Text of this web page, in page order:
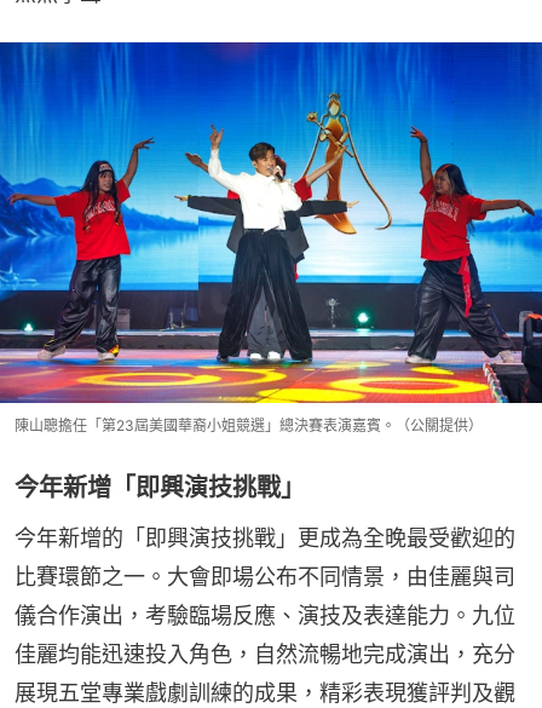
陳山聰擔任「第23屆美國華裔小姐競選」總決賽表演嘉賓。（公關提供）
今年新增「即興演技挑戰」
今年新增的「即興演技挑戰」更成為全晚最受歡迎的
比賽環節之一。大會即場公布不同情景，由佳麗與司
儀合作演出，考驗臨場反應、演技及表達能力。九位
佳麗均能迅速投入角色，自然流暢地完成演出，充分
展現五堂專業戲劇訓練的成果，精彩表現獲評判及觀